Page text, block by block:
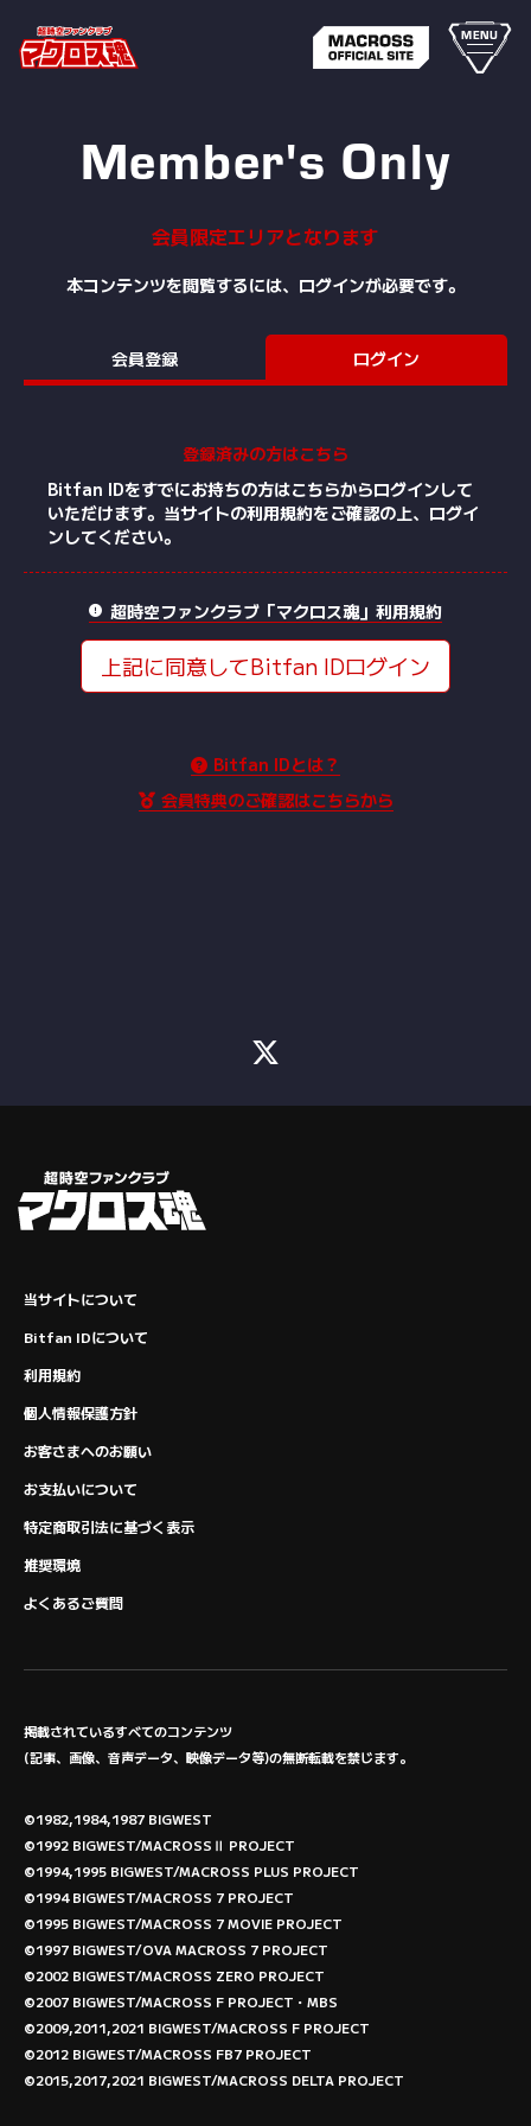
MENU
Member's Only
会員限定エリアとなります
本コンテンツを閲覧するには、ログインが必要です。
会員登録 ログイン
登録済みの方はこちら
Bitfan IDをすでにお持ちの方はこちらからログインして
いただけます。 当サイトの利用規約をご確認の上、ログイ
ンしてください。
超時空ファンクラブ「マクロス魂」利用規約
上記に同意してBitfan IDログイン
Bitfan IDとは？
会員特典のご確認はこちらから
当サイトについて
Bitfan IDについて
利用規約
個人情報保護方針
お客さまへのお願い
お支払いについて
特定商取引法に基づく表示
推奨環境
よくあるご質問
掲載されているすべてのコンテンツ
(記事、画像、音声データ、映像データ等)の無断転載を禁じます。
©1982,1984,1987 BIGWEST
©1992 BIGWEST/MACROSSⅡ PROJECT
©1994,1995 BIGWEST/MACROSS PLUS PROJECT
©1994 BIGWEST/MACROSS 7 PROJECT
©1995 BIGWEST/MACROSS 7 MOVIE PROJECT
©1997 BIGWEST/OVA MACROSS 7 PROJECT
©2002 BIGWEST/MACROSS ZERO PROJECT
©2007 BIGWEST/MACROSS F PROJECT・MBS
©2009,2011,2021 BIGWEST/MACROSS F PROJECT
©2012 BIGWEST/MACROSS FB7 PROJECT
©2015,2017,2021 BIGWEST/MACROSS DELTA PROJECT